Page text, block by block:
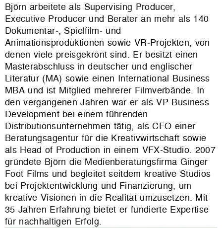
Björn arbeitete als Supervising Producer,
Executive Producer und Berater an mehr als 140
Dokumentar‑, Spielfilm‑ und
Animationsproduktionen sowie VR‑Projekten, von
denen viele preisgekrönt sind. Er besitzt einen
Masterabschluss in deutscher und englischer
Literatur (MA) sowie einen International Business
MBA und ist Mitglied mehrerer Filmverbände. In
den vergangenen Jahren war er als VP Business
Development bei einem führenden
Distributionsunternehmen tätig, als CFO einer
Beratungsagentur für die Kreativwirtschaft sowie
als Head of Production in einem VFX‑Studio. 2007
gründete Björn die Medienberatungsfirma Ginger
Foot Films und begleitet seitdem kreative Studios
bei Projektentwicklung und Finanzierung, um
kreative Visionen in die Realität umzusetzen. Mit
35 Jahren Erfahrung bietet er fundierte Expertise
für nachhaltigen Erfolg.